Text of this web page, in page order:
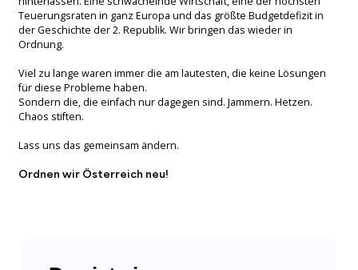
Teuerungsraten in ganz Europa und das größte Budgetdefizit in
der Geschichte der 2. Republik. Wir bringen das wieder in
Ordnung.
Viel zu lange waren immer die am lautesten, die keine Lösungen
für diese Probleme haben.
Sondern die, die einfach nur dagegen sind. Jammern. Hetzen.
Chaos stiften.
Lass uns das gemeinsam ändern.
Ordnen wir Österreich neu!